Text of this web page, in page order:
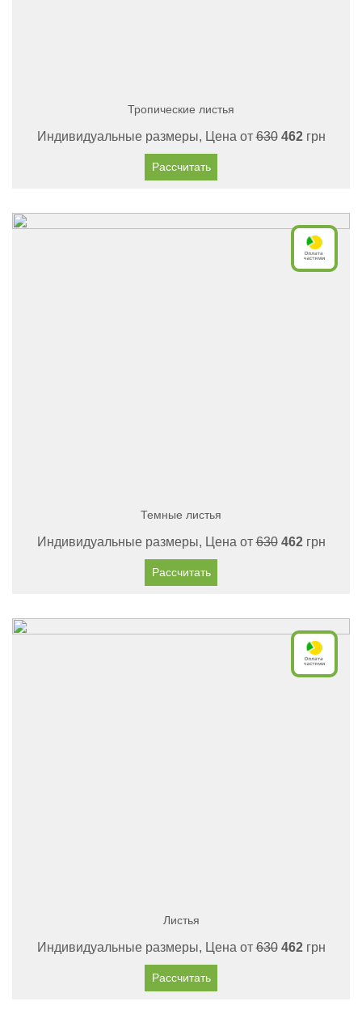
Тропические листья
Индивидуальные размеры, Цена от630 462грн
Рассчитать
Темные листья
Индивидуальные размеры, Цена от630 462грн
Рассчитать
Листья
Индивидуальные размеры, Цена от630 462грн
Рассчитать